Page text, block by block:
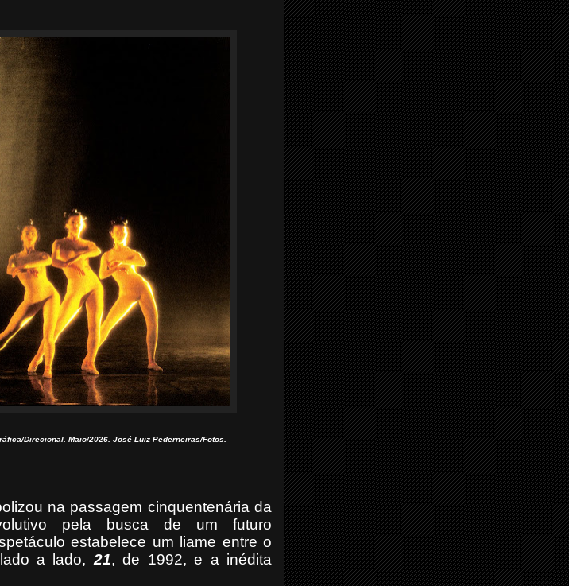
Direcional. Maio/2026. José Luiz Pederneiras/Fotos.
na passagem cinquentenária da
pela busca de um futuro
estabelece um liame entre o
a lado, 21, de 1992, e a inédita